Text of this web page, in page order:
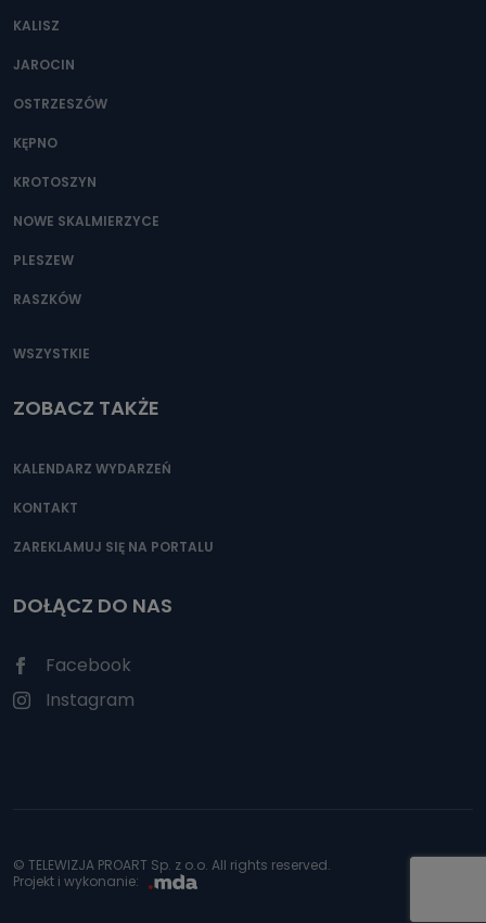
KALISZ
JAROCIN
OSTRZESZÓW
KĘPNO
KROTOSZYN
NOWE SKALMIERZYCE
PLESZEW
RASZKÓW
WSZYSTKIE
ZOBACZ TAKŻE
KALENDARZ WYDARZEŃ
KONTAKT
ZAREKLAMUJ SIĘ NA PORTALU
DOŁĄCZ DO NAS
Facebook
Instagram
© TELEWIZJA PROART Sp. z o.o. All rights reserved.
Projekt i wykonanie: